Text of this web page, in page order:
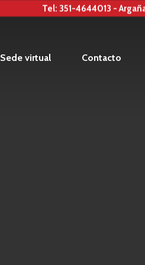
Tel: 351-4644013 -
Sede virtual Contacto